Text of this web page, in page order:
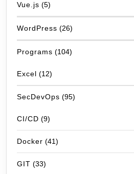
Vue.js (5)
WordPress (26)
Programs (104)
Excel (12)
SecDevOps (95)
CI/CD (9)
Docker (41)
GIT (33)